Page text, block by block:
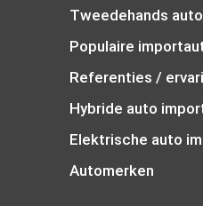
Tweedehands
Populaire
Referenties /
Hybride auto
Elektrische auto
Automerken